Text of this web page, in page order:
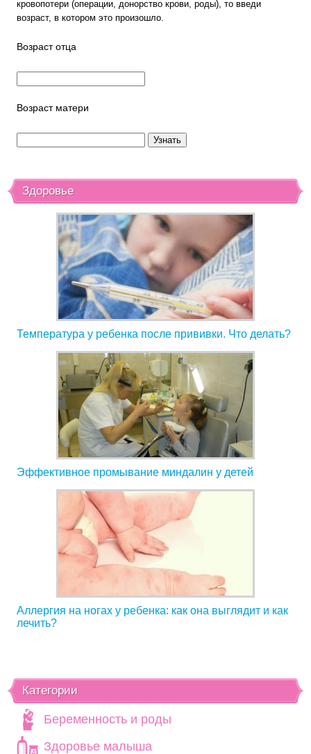
кровопотери (операции, донорство крови, роды), то введи
возраст, в котором это произошло.
Возраст отца
Возраст матери
Здоровье
Температура у ребенка после прививки. Что делать?
Эффективное промывание миндалин у детей
Аллергия на ногах у ребенка: как она выглядит и как
лечить?
Категории
Беременность и роды
Здоровье малыша